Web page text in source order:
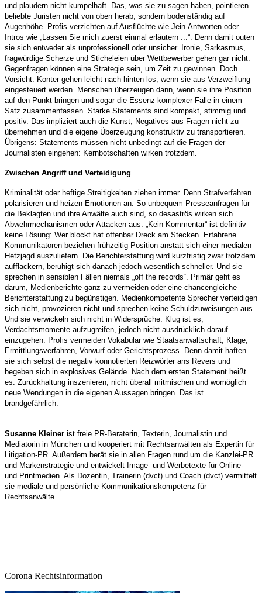
und plaudern nicht kumpelhaft. Das, was sie zu sagen haben, pointieren
beliebte Juristen nicht von oben herab, sondern bodenständig auf
Augenhöhe. Profis verzichten auf Ausflüchte wie Jein-Antworten oder
Intros wie „Lassen Sie mich zuerst einmal erläutern ...“. Denn damit outen
sie sich entweder als unprofessionell oder unsicher. Ironie, Sarkasmus,
fragwürdige Scherze und Sticheleien über Wettbewerber gehen gar nicht.
Gegenfragen können eine Strategie sein, um Zeit zu gewinnen. Doch
Vorsicht: Konter gehen leicht nach hinten los, wenn sie aus Verzweiflung
eingesteuert werden. Menschen überzeugen dann, wenn sie ihre Position
auf den Punkt bringen und sogar die Essenz komplexer Fälle in einem
Satz zusammenfassen. Starke Statements sind kompakt, stimmig und
positiv. Das impliziert auch die Kunst, Negatives aus Fragen nicht zu
übernehmen und die eigene Überzeugung konstruktiv zu transportieren.
Übrigens: Statements müssen nicht unbedingt auf die Fragen der
Journalisten eingehen: Kernbotschaften wirken trotzdem.
Zwischen Angriff und Verteidigung
Kriminalität oder heftige Streitigkeiten ziehen immer. Denn Strafverfahren
polarisieren und heizen Emotionen an. So unbequem Presseanfragen für
die Beklagten und ihre Anwälte auch sind, so desaströs wirken sich
Abwehrmechanismen oder Attacken aus. „Kein Kommentar“ ist definitiv
keine Lösung: Wer blockt hat offenbar Dreck am Stecken. Erfahrene
Kommunikatoren beziehen frühzeitig Position anstatt sich einer medialen
Hetzjagd auszuliefern. Die Berichterstattung wird kurzfristig zwar trotzdem
aufflackern, beruhigt sich danach jedoch wesentlich schneller. Und sie
sprechen in sensiblen Fällen niemals „off the records“. Primär geht es
darum, Medienberichte ganz zu vermeiden oder eine chancengleiche
Berichterstattung zu begünstigen. Medienkompetente Sprecher verteidigen
sich nicht, provozieren nicht und sprechen keine Schuldzuweisungen aus.
Und sie verwickeln sich nicht in Widersprüche. Klug ist es,
Verdachtsmomente aufzugreifen, jedoch nicht ausdrücklich darauf
einzugehen. Profis vermeiden Vokabular wie Staatsanwaltschaft, Klage,
Ermittlungsverfahren, Vorwurf oder Gerichtsprozess. Denn damit haften
sie sich selbst die negativ konnotierten Reizwörter ans Revers und
begeben sich in explosives Gelände. Nach dem ersten Statement heißt
es: Zurückhaltung inszenieren, nicht überall mitmischen und womöglich
neue Wendungen in die eigenen Aussagen bringen. Das ist
brandgefährlich.
Susanne Kleiner ist freie PR-Beraterin, Texterin, Journalistin und
Mediatorin in München und kooperiert mit Rechtsanwälten als Expertin für
Litigation-PR. Außerdem berät sie in allen Fragen rund um die Kanzlei-PR
und Markenstrategie und entwickelt Image- und Werbetexte für Online-
und Printmedien. Als Dozentin, Trainerin (dvct) und Coach (dvct) vermittelt
sie mediale und persönliche Kommunikationskompetenz für
Rechtsanwälte.
Corona Rechtsinformation